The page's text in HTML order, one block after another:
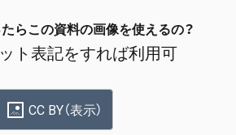
らこの資料の画像を使えるの？
ト表記をすれば利用可
CC BY（表示）